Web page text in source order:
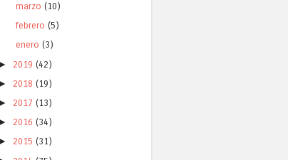
marzo (10)
febrero (5)
enero (3)
► 2019 (42)
► 2018 (19)
► 2017 (13)
► 2016 (34)
► 2015 (31)